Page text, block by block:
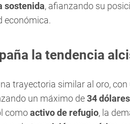
sostenida, afianzando su
económica.
la tendencia
trayectoria similar al oro, con
un máximo de34
comoactivo de refugio, la